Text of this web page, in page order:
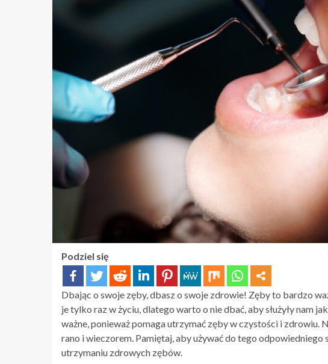
Podziel się
Dbając o swoje zęby, dbasz o swoje zdrowie! Zęby to bardzo
je tylko raz w życiu, dlatego warto o nie dbać, aby służyły nam
ważne, ponieważ pomaga utrzymać zęby w czystości i zdrowiu.
rano i wieczorem. Pamiętaj, aby używać do tego
utrzymaniu zdrowych zębów.